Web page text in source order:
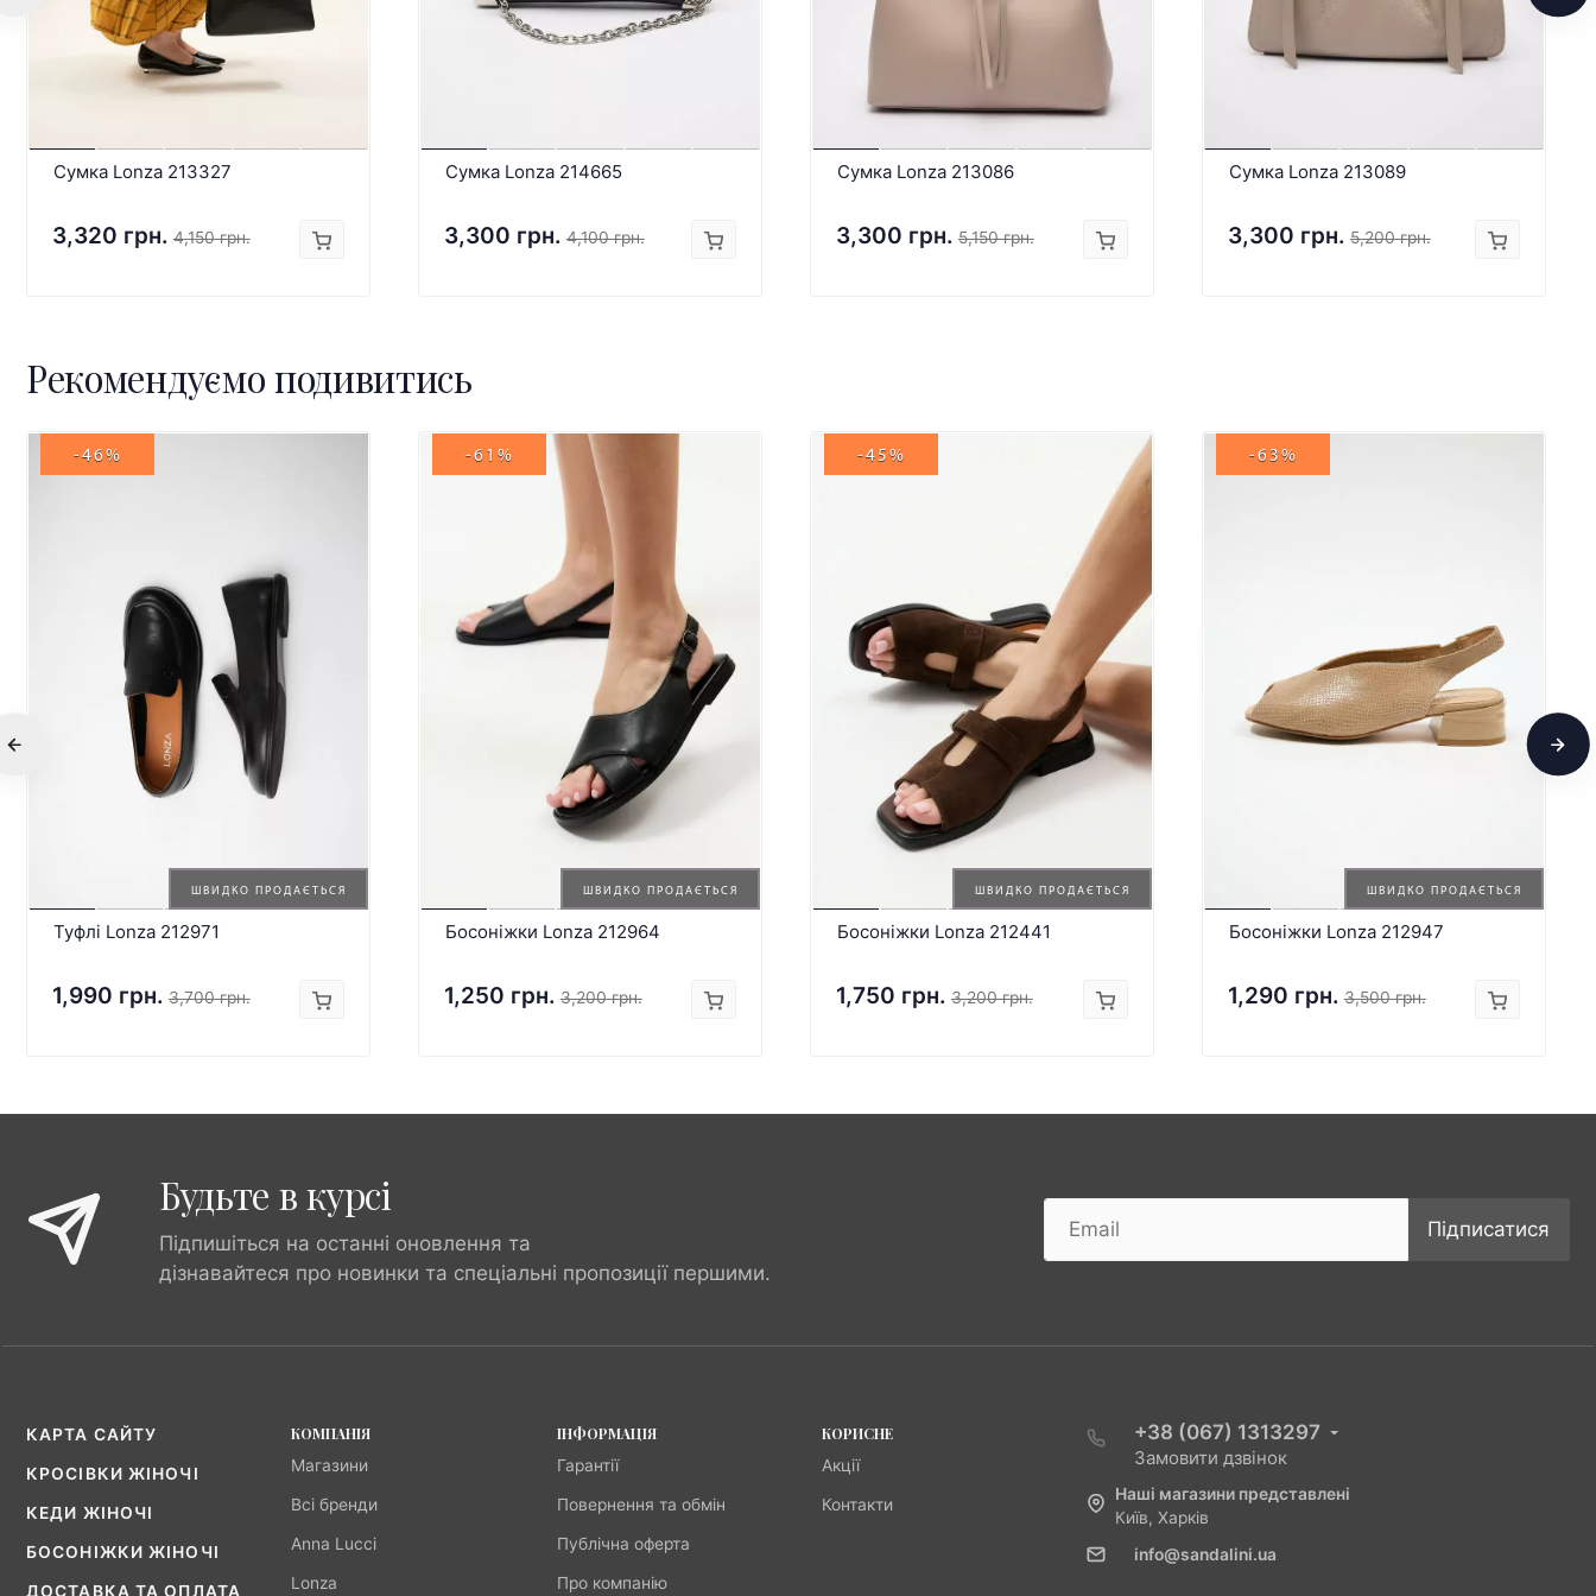
Сумка Lonza 213327
3,320 грн. 4,150 грн.
Сумка Lonza 214665
3,300 грн. 4,100 грн.
Сумка Lonza 213086
3,300 грн. 5,150 грн.
Сумка Lonza 213089
3,300 грн. 5,200 грн.
Рекомендуємо подивитись
ШВИДКО ПРОДАЄТЬСЯ
-46%
Туфлі Lonza 212971
1,990 грн. 3,700 грн.
ШВИДКО ПРОДАЄТЬСЯ
-61%
Босоніжки Lonza 212964
1,250 грн. 3,200 грн.
ШВИДКО ПРОДАЄТЬСЯ
-45%
Босоніжки Lonza 212441
1,750 грн. 3,200 грн.
ШВИДКО ПРОДАЄТЬСЯ
-63%
Босоніжки Lonza 212947
1,290 грн. 3,500 грн.
Будьте в курсі
Підпишіться на останні оновлення та
дізнавайтеся про новинки та спеціальні пропозиції першими.
Підписатися
КАРТА САЙТУ
КРОСІВКИ ЖІНОЧІ
КЕДИ ЖІНОЧІ
БОСОНІЖКИ ЖІНОЧІ
ДОСТАВКА ТА ОПЛАТА
КОМПАНІЯ
Магазини
Всі бренди
Anna Lucci
Lonza
ІНФОРМАЦІЯ
Гарантії
Повернення та обмін
Публічна оферта
Про компанію
КОРИСНЕ
Акції
Контакти
+38 (067) 1313297
Замовити дзвінок
Наші магазини представлені
Київ, Харків
info@sandalini.ua